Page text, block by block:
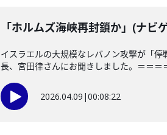
「ホルムズ海峡再封鎖か」(ナ
イスラエルの大規模なレバノン攻撃が「
長、宮田律さんにお聞きしました。＝＝＝
2026.04.09 |00:08:22